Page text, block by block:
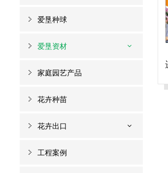
爱垦种球
爱垦资材
家庭园艺产品
花卉种苗
花卉出口
工程案例